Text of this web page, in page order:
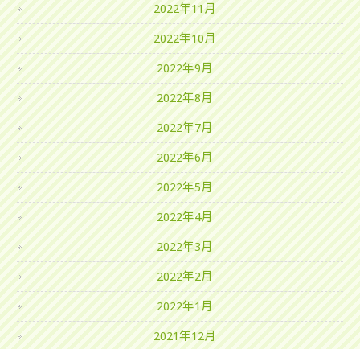
2022年11月
2022年10月
2022年9月
2022年8月
2022年7月
2022年6月
2022年5月
2022年4月
2022年3月
2022年2月
2022年1月
2021年12月